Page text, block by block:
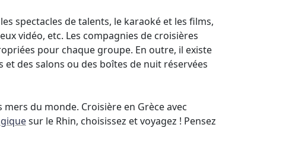
spectacles de talents, le karaoké et les films,
vidéo, etc. Les compagnies de croisières
pour chaque groupe. En outre, il existe
des salons ou des boîtes de nuit réservées
du monde. Croisière en Grèce avec
sur le Rhin, choisissez et voyagez ! Pensez